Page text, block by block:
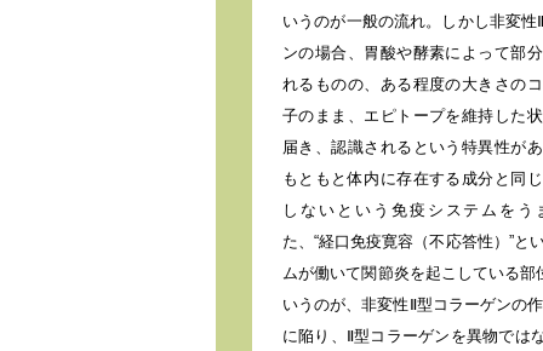
いうのが一般の流れ。しかし非変性
ンの場合、胃酸や酵素によって部
れるものの、ある程度の大きさの
子のまま、エピトープを維持した
届き、認識されるという特異性が
もともと体内に存在する成分と同
しないという免疫システムをう
た、“経口免疫寛容（不応答性）”と
ムが働いて関節炎を起こしている
いうのが、非変性Ⅱ型コラーゲンの
に陥り、Ⅱ型コラーゲンを異物では